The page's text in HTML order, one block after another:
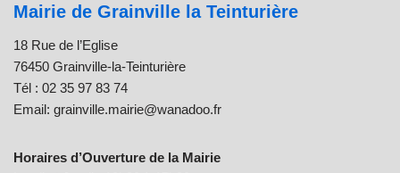
Mairie de Grainville la Teinturière
18 Rue de l’Eglise
76450 Grainville-la-Teinturière
Tél : 02 35 97 83 74
Email: grainville.mairie@wanadoo.fr
Horaires d’Ouverture de la Mairie